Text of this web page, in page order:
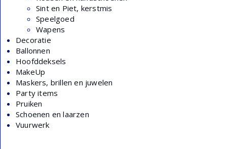
Sint en Piet, kerstmis
Speelgoed
Wapens
Decoratie
Ballonnen
Hoofddeksels
MakeUp
Maskers, brillen en juwelen
Party items
Pruiken
Schoenen en laarzen
Vuurwerk